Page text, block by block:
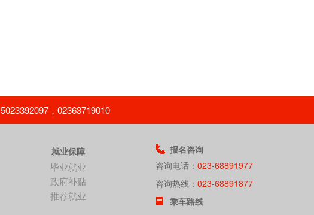
，02363719010
就业保障
毕业就业
政府补贴
推荐就业
报名咨询
咨询电话： 023-68891977
咨询热线： 023-68891877
乘车路线